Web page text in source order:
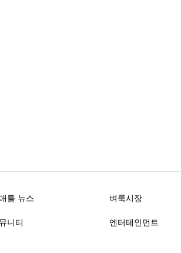
틀 뉴스 벼룩시장
니티 엔터테인먼트